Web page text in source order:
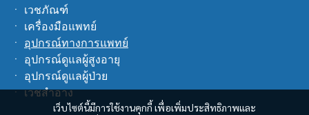
เว็บไซต์นี้มีการใช้งานคุกกี้ เพื่อเพิ่มประสิทธิภาพและ
ㆍ เวชภัณฑ์
ㆍ เครื่องมือแพทย์
ㆍ อุปกรณ์ทางการแพทย์
ㆍ อุปกรณ์ดูแลผู้สูงอายุ
ㆍ อุปกรณ์ดูแลผู้ป่วย
ㆍเวชสำอาง